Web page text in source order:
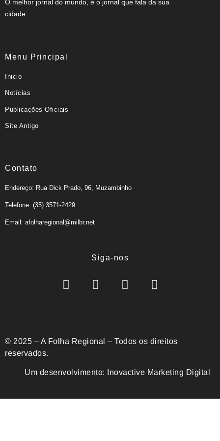
O melhor jornal do mundo, é o jornal que fala da sua
cidade.
Menu Principal
Inicio
Notícias
Publicações Oficiais
Site Antigo
Contato
Endereço: Rua Dick Prado, 96, Muzambinho
Telefone: (35) 3571-2429
Email: afolharegional@milbr.net
Siga-nos
© 2025 – A Folha Regional – Todos os direitos
reservados.
Um desenvolvimento: Inovactive Marketing Digital